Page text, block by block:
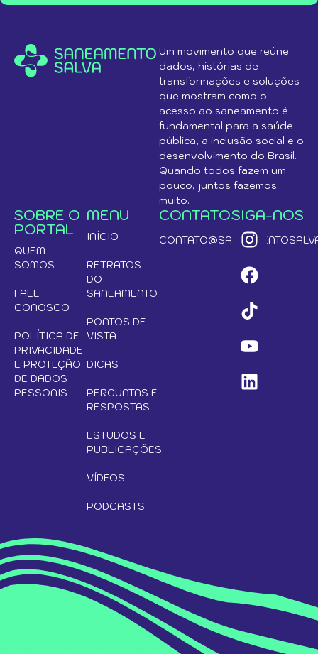
Um movimento que reúne
dados, histórias de
transformações e soluções
que mostram como o
acesso ao saneamento é
fundamental para a saúde
pública, a inclusão social e o
desenvolvimento do Brasil.
Quando todos fazem um
pouco, juntos fazemos
muito.
SOBRE O
PORTAL
QUEM
SOMOS
FALE
CONOSCO
POLÍTICA DE
PRIVACIDADE
E PROTEÇÃO
DE DADOS
PESSOAIS
MENU
INÍCIO
RETRATOS
DO
SANEAMENTO
PONTOS DE
VISTA
DICAS
PERGUNTAS E
RESPOSTAS
ESTUDOS E
PUBLICAÇÕES
VÍDEOS
PODCASTS
CONTATOSIGA-NOS